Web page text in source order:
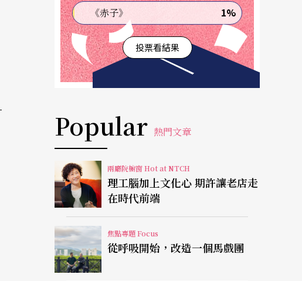
《赤子》 1%
投票看結果
Popular 熱門文章
兩廳院櫥窗 Hot at NTCH
理工腦加上文化心 期許讓老店走
在時代前端
焦點專題 Focus
從呼吸開始，改造一個馬戲團